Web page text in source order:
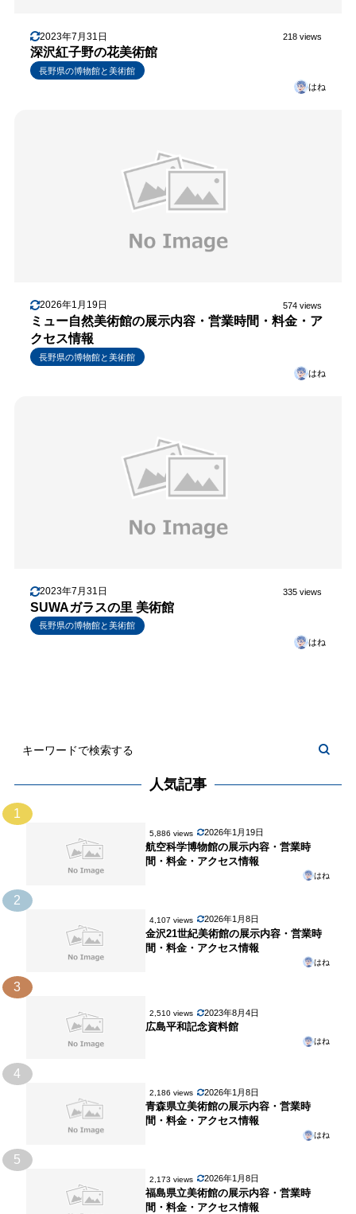
2023年7月31日 218 views
深沢紅子野の花美術館
長野県の博物館と美術館
はね
2026年1月19日 574 views
ミュー自然美術館の展示内容・営業時間・料金・ア
クセス情報
長野県の博物館と美術館
はね
2023年7月31日 335 views
SUWAガラスの里 美術館
長野県の博物館と美術館
はね
人気記事
1
5,886 views 2026年1月19日
航空科学博物館の展示内容・営業時
間・料金・アクセス情報
はね
2
4,107 views 2026年1月8日
金沢21世紀美術館の展示内容・営業時
間・料金・アクセス情報
はね
3
2,510 views 2023年8月4日
広島平和記念資料館
はね
4
2,186 views 2026年1月8日
青森県立美術館の展示内容・営業時
間・料金・アクセス情報
はね
5
2,173 views 2026年1月8日
福島県立美術館の展示内容・営業時
間・料金・アクセス情報